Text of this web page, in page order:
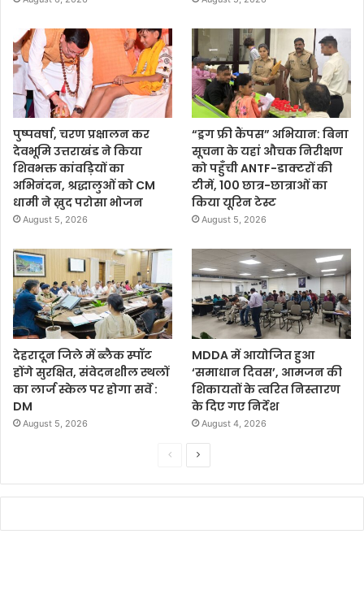
पुष्पवर्षा, चरण प्रक्षालन कर
देवभूमि उत्तराखंड ने किया
शिवभक्त कांवड़ियों का
अभिनंदन, श्रद्धालुओं को CM
धामी ने ख़ुद परोसा भोजन
August 5, 2026
“ड्रग फ्री कैंपस” अभियान: बिना
सूचना के यहां औचक निरीक्षण
को पहुँची ANTF-डाक्टरों की
टीमें, 100 छात्र-छात्राओं का
किया यूरिन टेस्ट
August 5, 2026
देहरादून जिले में ब्लैक स्पॉट
होंगे सुरक्षित, संवेदनशील स्थलों
का लार्ज स्केल पर होगा सर्वे :
DM
August 5, 2026
MDDA में आयोजित हुआ
‘समाधान दिवस’, आमजन की
शिकायतों के त्वरित निस्तारण
के दिए गए निर्देश
August 4, 2026
e
x